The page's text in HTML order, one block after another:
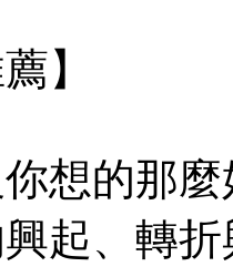
】
想的那麼
起、轉